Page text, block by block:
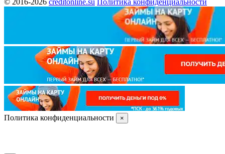
Политика конфиденциальности ×